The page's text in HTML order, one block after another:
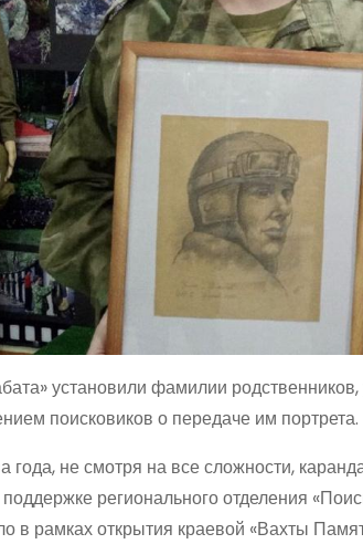
установили фамилии
поисковиков о передаче им
года, не смотря на все сложности,
регионального отделения
в рамках открытия краевой «Вахты